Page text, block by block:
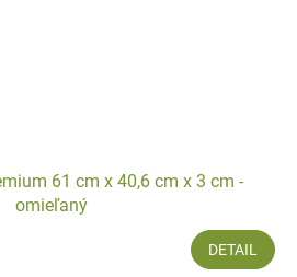
61 cm x 40,6 cm x 3 cm -
omieľaný
DETAIL